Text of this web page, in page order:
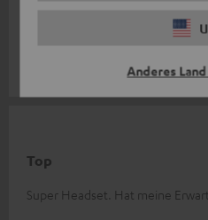
Anderes
Top Klang nur Kabel find ich
Top
Super Headset. Hat meine